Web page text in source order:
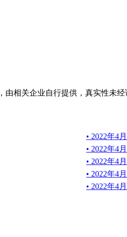
由相关企业自行提供，真实性未
• 2022年4
• 2022年4
• 2022年4
• 2022年4
• 2022年4